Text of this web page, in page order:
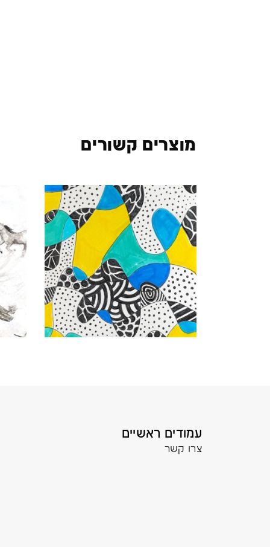
מוצרים קשורים
עמודים ראשיים
צרו קשר